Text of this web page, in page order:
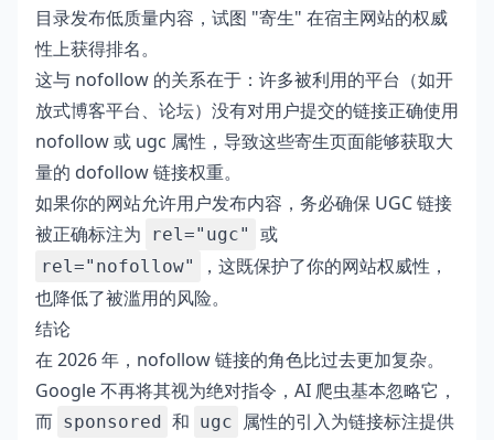
目录发布低质量内容，试图 "寄生" 在宿主网站的权威
性上获得排名。
这与 nofollow 的关系在于：许多被利用的平台（如开
放式博客平台、论坛）没有对用户提交的链接正确使用
nofollow 或 ugc 属性，导致这些寄生页面能够获取大
量的 dofollow 链接权重。
如果你的网站允许用户发布内容，务必确保 UGC 链接
被正确标注为
rel="ugc" 或
rel="nofollow"
，这既保护了你的网站权威性，
也降低了被滥用的风险。
结论
在 2026 年，nofollow 链接的角色比过去更加复杂。
Google 不再将其视为绝对指令，AI 爬虫基本忽略它，
而 sponsored 和 ugc
属性的引入为链接标注提供